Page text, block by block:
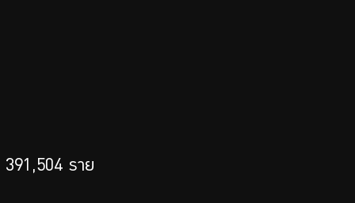
391,504 ราย